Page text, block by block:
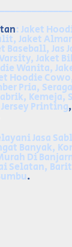
: Jaket
Jaket
Baseball, Jas
Jaket
Wanita,
Hoodie
Pria,
Kemeja,
Printing,
Jasa
Banyak,
Di
Selatan,
.